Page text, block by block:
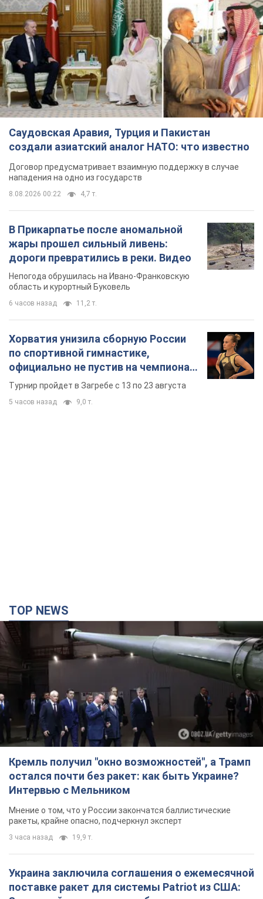
Договор предусматривает взаимную поддержку в случае
нападения на одно из государств
8.08.2026 00:22 4,7 т.
В Прикарпатье после аномальной
жары прошел сильный ливень:
дороги превратились в реки. Видео
область и курортный Буковель
6 часов назад 11,2 т.
Хорватия унизила сборную России
по спортивной гимнастике,
официально не пустив на чемпионат
Европы основных спортсменов
Турнир пройдет в Загребе с 13 по 23 августа
5 часов назад 9,0 т.
Кремль получил "окно возможностей", а Трамп
остался почти без ракет: как быть Украине?
Интервью с Мельником
Мнение о том, что у России закончатся баллистические
ракеты, крайне опасно, подчеркнул эксперт
Украина заключила соглашения о ежемесячной
поставке ракет для системы Patriot из США:
Зеленский раскрыл подробности
Киев также ведет активные переговоры с европейскими
партнерами
час назад 1,2 т.
Заботилась об учениках и поддерживала
учителей: в результате удара РФ по Киевской
области погибли директор киевского лицея, её
муж и внук
Вечная память жертвам российского террора
2 часа назад 12,2 т.